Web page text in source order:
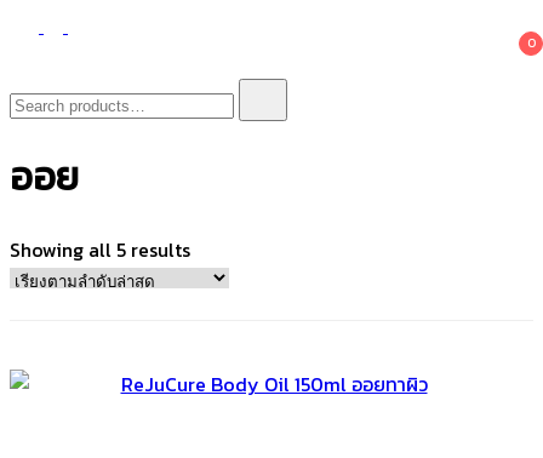
The Tester K
Korean cosmetics 0
Search
for:
ออย
Showing all 5 resultsSorted